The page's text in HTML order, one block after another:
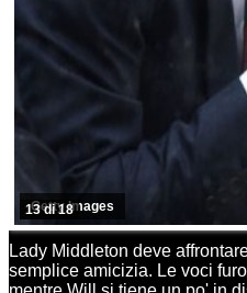
Getty Images
13 di 18
Lady Middleton deve
semplice amicizia. Le voci